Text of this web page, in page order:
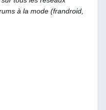
à la mode (frandroid,